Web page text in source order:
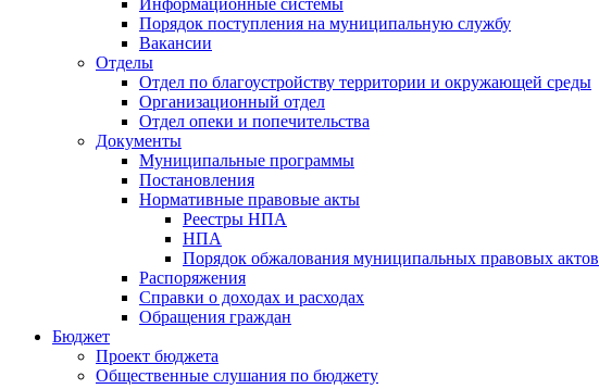
Информационные системы
Порядок поступления на муниципальную службу
Вакансии
Отделы
Отдел по благоустройству территории и окружающей среды
Организационный отдел
Отдел опеки и попечительства
Документы
Муниципальные программы
Постановления
Нормативные правовые акты
Реестры НПА
НПА
Порядок обжалования муниципальных правовых актов
Распоряжения
Справки о доходах и расходах
Обращения граждан
Бюджет
Проект бюджета
Общественные слушания по бюджету